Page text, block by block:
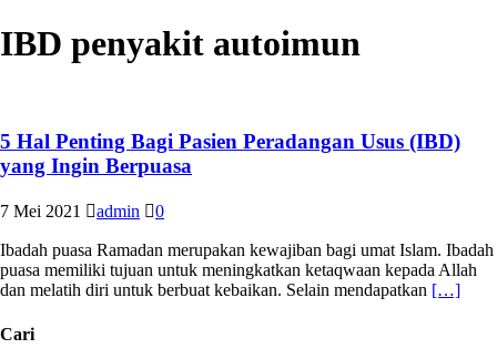
IBD penyakit autoimun
5 Hal Penting Bagi Pasien Peradangan Usus (IBD)
yang Ingin Berpuasa
7 Mei 2021 admin 0
Ibadah puasa Ramadan merupakan kewajiban bagi umat Islam. Ibadah
puasa memiliki tujuan untuk meningkatkan ketaqwaan kepada Allah
dan melatih diri untuk berbuat kebaikan. Selain mendapatkan […]
Cari